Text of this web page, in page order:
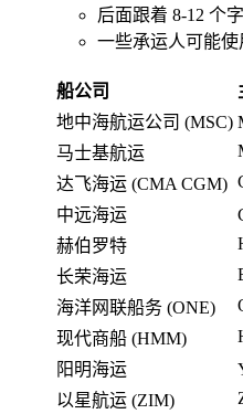
后面跟着 8-12 个
一些承运人可能使
船公司
地中海航运公司 (MSC)
马士基航运
达飞海运 (CMA CGM)
中远海运
赫伯罗特
长荣海运
海洋网联船务 (ONE)
现代商船 (HMM)
阳明海运
以星航运 (ZIM)